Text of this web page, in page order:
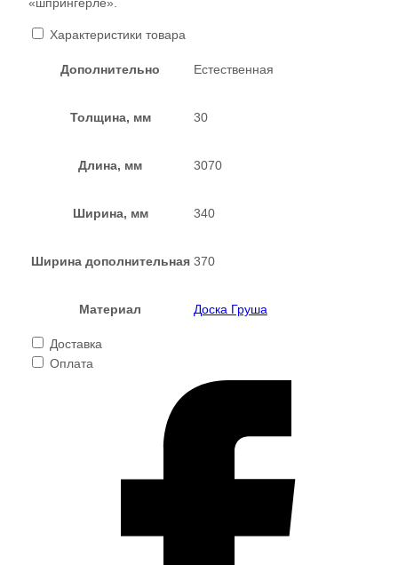
Характеристики товара
Дополнительно Естественная
Толщина, мм 30
Длина, мм 3070
Ширина, мм 340
Ширина дополнительная 370
Материал Доска Груша
Доставка
Оплата